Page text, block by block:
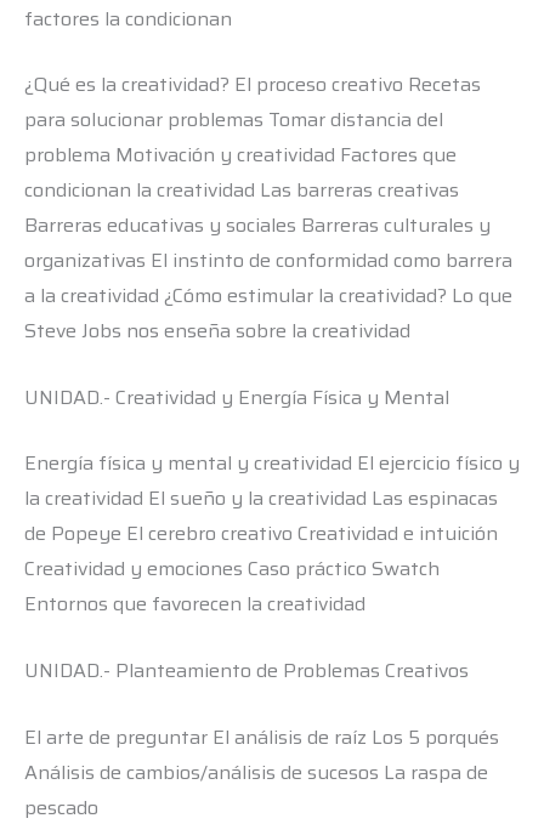
factores la condicionan
¿Qué es la creatividad? El proceso creativo Recetas
para solucionar problemas Tomar distancia del
problema Motivación y creatividad Factores que
condicionan la creatividad Las barreras creativas
Barreras educativas y sociales Barreras culturales y
organizativas El instinto de conformidad como barrera
a la creatividad ¿Cómo estimular la creatividad? Lo que
Steve Jobs nos enseña sobre la creatividad
UNIDAD.- Creatividad y Energía Física y Mental
Energía física y mental y creatividad El ejercicio físico y
la creatividad El sueño y la creatividad Las espinacas
de Popeye El cerebro creativo Creatividad e intuición
Creatividad y emociones Caso práctico Swatch
Entornos que favorecen la creatividad
UNIDAD.- Planteamiento de Problemas Creativos
El arte de preguntar El análisis de raíz Los 5 porqués
Análisis de cambios/análisis de sucesos La raspa de
pescado